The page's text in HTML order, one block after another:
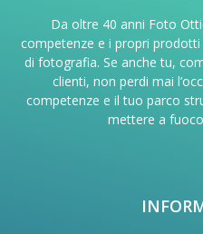
Da oltre 40 anni Foto
competenze e i propri
di fotografia. Se anche tu,
clienti, non perdi mai
competenze e il tuo parco
mettere a